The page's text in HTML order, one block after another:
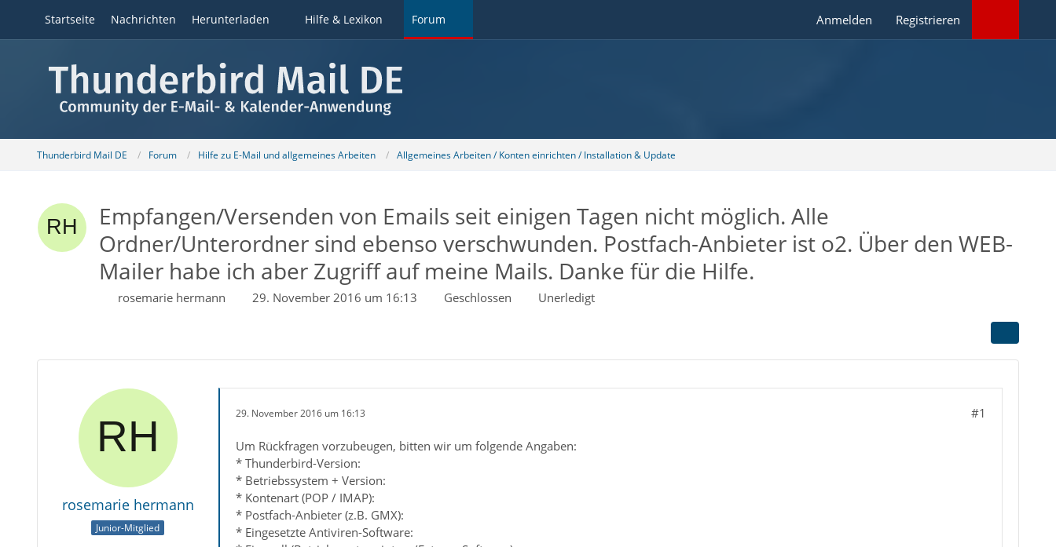
Startseite Nachrichten Herunterladen Hilfe & Lexikon Forum Anmelden Registrieren
Thunderbird Mail DE Forum Hilfe zu E-Mail und allgemeines Arbeiten Allgemeines Arbeiten / Konten einrichten / Installation & Update
Empfangen/Versenden von Emails seit einigen Tagen nicht möglich. Alle
Ordner/Unterordner sind ebenso verschwunden. Postfach-Anbieter ist o2. Über den WEB-
Mailer habe ich aber Zugriff auf meine Mails. Danke für die Hilfe.
rosemarie hermann 29. November 2016 um 16:13 Geschlossen Unerledigt
rosemarie hermann
Junior-Mitglied
29. November 2016 um 16:13 #1
Um Rückfragen vorzubeugen, bitten wir um folgende Angaben:
* Thunderbird-Version:
* Betriebssystem + Version:
* Kontenart (POP / IMAP):
* Postfach-Anbieter (z.B. GMX):
* Eingesetzte Antiviren-Software: